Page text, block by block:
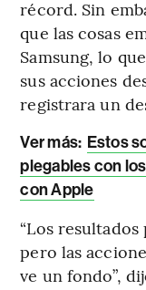
récord. Sin
que las cosas
Samsung, lo
sus acciones
registrara un
Ver más: Estos
plegables con
con Apple
“Los
pero las
ve un fondo”,